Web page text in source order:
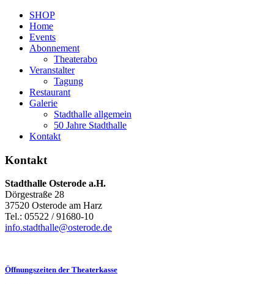
SHOP
Home
Events
Abonnement
Theaterabo
Veranstalter
Tagung
Restaurant
Galerie
Stadthalle allgemein
50 Jahre Stadthalle
Kontakt
Kontakt
Stadthalle Osterode a.H.
Dörgestraße 28
37520 Osterode am Harz
Tel.: 05522 / 91680-10
info.stadthalle@osterode.de
Öffnungszeiten der Theaterkasse